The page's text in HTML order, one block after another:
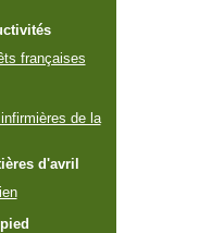
françaises
de la
d'avril